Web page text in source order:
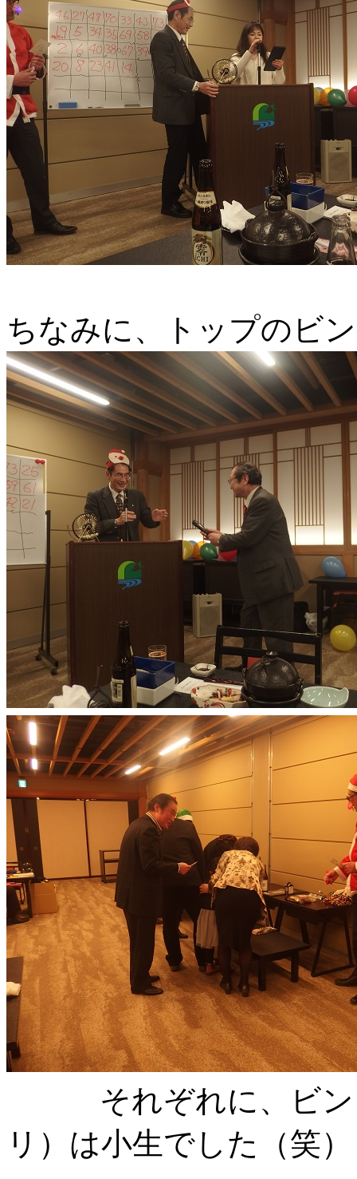
ちなみに、トップのビ
それぞれに、ビンゴ
リ）は小生でした（笑）